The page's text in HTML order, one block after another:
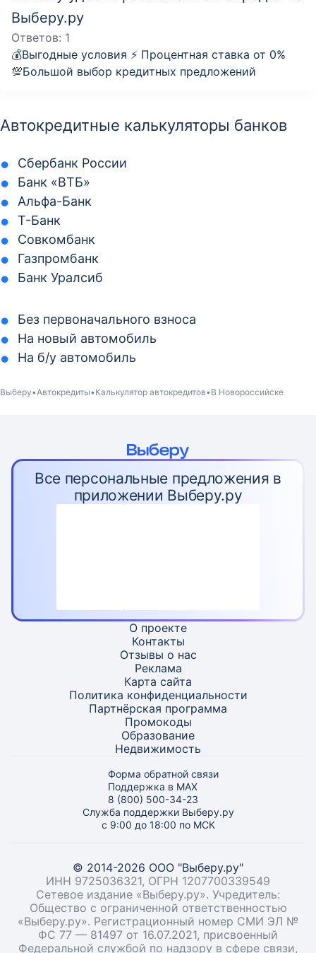
Выберу.ру
Ответов: 1
💰Выгодные условия ⚡️ Процентная ставка от 0%
💯Большой выбор кредитных предложений
Автокредитные калькуляторы банков
Сбербанк России
Банк «ВТБ»
Альфа-Банк
Т-Банк
Совкомбанк
Газпромбанк
Банк Уралсиб
Без первоначального взноса
На новый автомобиль
На б/у автомобиль
Выберу Автокредиты Калькулятор автокредитов В Новороссийске
Все персональные предложения в
приложении Выберу.ру
О проекте
Контакты
Отзывы о нас
Реклама
Карта сайта
Политика конфиденциальности
Партнёрская программа
Промокоды
Образование
Недвижимость
Форма обратной связи
Поддержка в MAX
8 (800) 500-34-23
Служба поддержки Выберу.ру
с 9:00 до 18:00 по МСК
© 2014-2026 ООО "Выберу.ру"
ИНН 9725036321, ОГРН 1207700339549
Сетевое издание «Выберу.ру». Учредитель:
Общество с ограниченной ответственностью
«Выберу.ру». Регистрационный номер СМИ ЭЛ №
ФС 77 — 81497 от 16.07.2021, присвоенный
Федеральной службой по надзору в сфере связи,